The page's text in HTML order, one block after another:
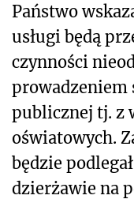
Państwo
usługi będą
czynności
prowadzeniem
publicznej tj. z
oświatowych.
będzie
dzierżawie na